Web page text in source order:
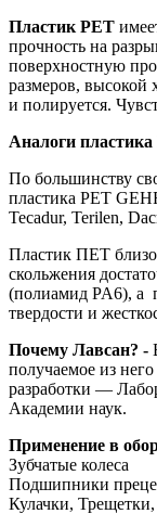
Пластик PET
прочность на
поверхностную
размеров, высокой
и полируется.
Аналоги
По большинству
пластика PET
Tecadur, Terilen,
Пластик ПЕТ
скольжения
(полиамид PA6), а
твердости и
Почему Лавсан? -
получаемое из
разработки —
Академии наук.
Применение в
Зубчатые колеса
Подшипники
Кулачки,